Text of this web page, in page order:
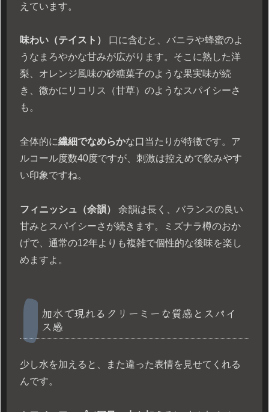
えています。
味わい（テイスト）
口に含むと、バニラや蜂蜜のよ
うなまろやかな甘みが広がります。そこに熟した洋
梨、オレンジ風味の砂糖菓子のような果実味が続
き、微かにリコリス（甘草）のようなスパイシーさ
も。
全体的に繊細でなめらかな口当たりが特徴です。ア
ルコール度数40度ですが、刺激は控えめで飲みやす
い印象ですね。
フィニッシュ（余韻）
余韻は長く、バランスの良い
甘みとスパイシーさが続きます。ミズナラ樽のおか
げで、通常の12年よりも複雑で個性的な後味を楽し
めますよ。
加水で現れるクリーミーな質感とスパイ
ス感
少し水を加えると、また違った表情を見せてくれる
んです。